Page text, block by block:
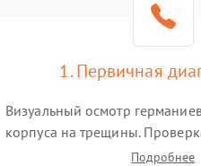
1. Первичная
Визуальный осмотр
корпуса на трещины.
реакции кнопок и разъемов
Подробнее